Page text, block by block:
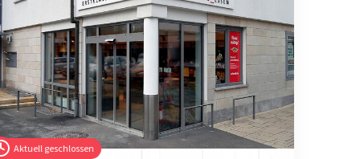
Aktuell geschlossen